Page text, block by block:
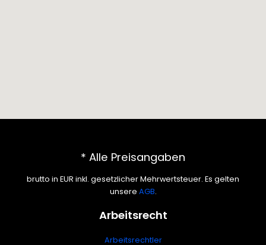
* Alle Preisangaben
brutto in EUR inkl. gesetzlicher Mehrwertsteuer. Es gelten
unsere AGB.
Arbeitsrecht
Arbeitsrechtler